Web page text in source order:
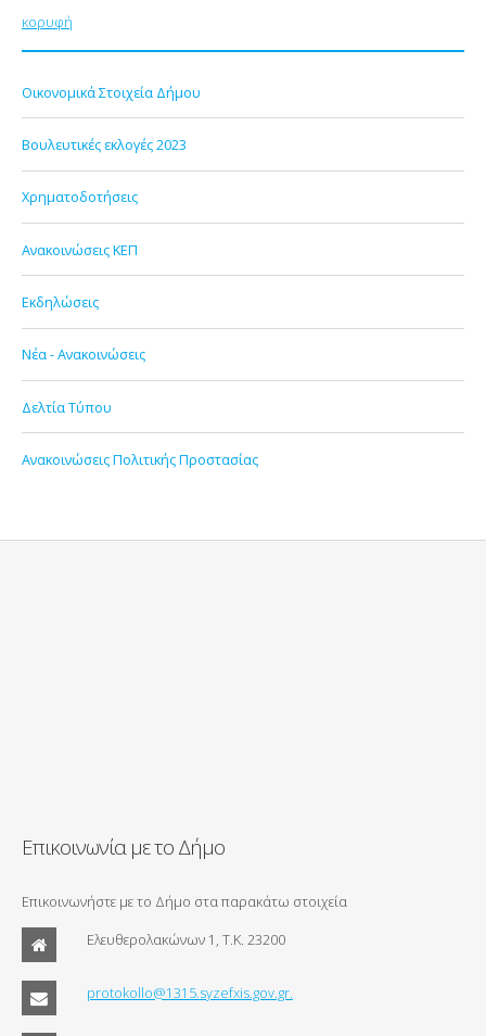
κορυφή
Οικονομικά Στοιχεία Δήμου
Βουλευτικές εκλογές 2023
Χρηματοδοτήσεις
Ανακοινώσεις ΚΕΠ
Εκδηλώσεις
Νέα - Ανακοινώσεις
Δελτία Τύπου
Ανακοινώσεις Πολιτικής Προστασίας
Επικοινωνία με το Δήμο
Επικοινωνήστε με το Δήμο στα παρακάτω στοιχεία
Ελευθερολακώνων 1, Τ.Κ. 23200
protokollo@1315.syzefxis.gov.gr.